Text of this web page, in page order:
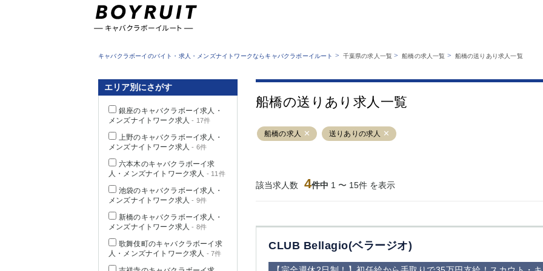
業種から探す
職種から探す
キャバクラボーイルートとは？
サイトマップ
キャバクラボーイのバイト・求人・メンズナイトワークならキャバクラボーイルート > 千葉県の求人一覧 >船橋の求人一覧 > 船橋の送りあり求人一覧
船橋の送りあり求人一覧
船橋の求人 送りありの求人
該当求人数 4件中 1 〜 15件 を表示
CLUB Bellagio(ベラージオ)
エリア別にさがす
銀座のキャバクラボーイ求人・
メンズナイトワーク求人 - 17件
上野のキャバクラボーイ求人・
メンズナイトワーク求人 - 6件
六本木のキャバクラボーイ求
人・メンズナイトワーク求人 - 11件
池袋のキャバクラボーイ求人・
メンズナイトワーク求人 - 9件
新橋のキャバクラボーイ求人・
メンズナイトワーク求人 - 8件
歌舞伎町のキャバクラボーイ求
人・メンズナイトワーク求人 - 7件
東京都 銀座 上野 六本木 池袋
立川
千葉中央
大山
赤坂
ひばりヶ丘（北
学芸大学
の好立地！
「赤羽駅」から
徒歩2分 ②東
京メトロ南北線
宿